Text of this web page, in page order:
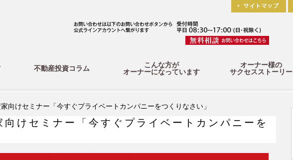
不動産投資コラム
こんな方が
オーナーになっています
オーナー様の
サクセスストーリー
向けセミナー「今すぐプライベートカンパニーをつくりなさい」
けセミナー「今すぐプライベートカンパニーを